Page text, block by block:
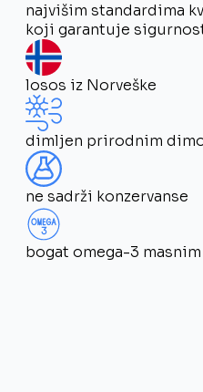
najvišim standardima
koji garantuje
losos iz Norveške
dimljen prirodnim
ne sadrži konzervanse
bogat omega-3